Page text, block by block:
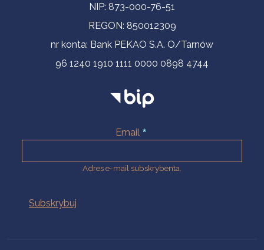
NIP: 873-000-76-51
REGON: 850012309
nr konta: Bank PEKAO S.A. O/Tarnów
96 1240 1910 1111 0000 0898 4744
Email
Adres e-mail subskrybenta.